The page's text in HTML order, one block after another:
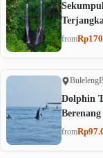
from
Buleleng
Dolphin
from